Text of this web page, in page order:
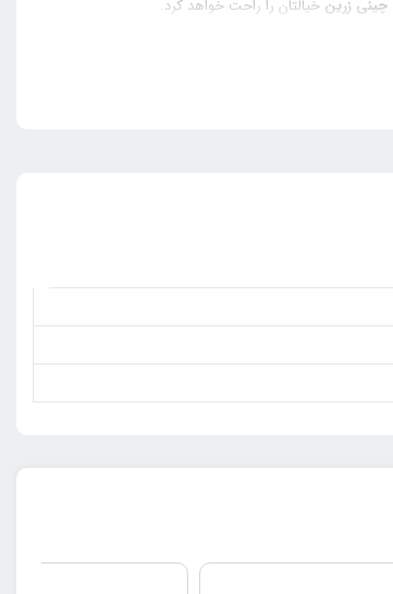
زرین خیالتان را راحت خواهد کرد.
شناخته شده با بهترین کیفیت ممکن هستند.